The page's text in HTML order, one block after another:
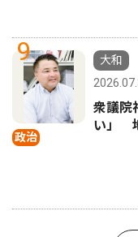
9
政治
大和
衆議院
い」